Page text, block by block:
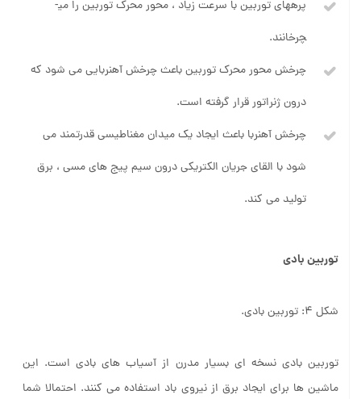
پره­های توربین با سرعت زیاد ، محور محرک توربین را می­
چرخانند.
چرخش محور محرک توربین باعث چرخش آهنربایی می شود که
درون ژنراتور قرار گرفته است.
چرخش آهنربا باعث ایجاد یک میدان مغناطیسی قدرتمند می
شود با القای جریان الکتریکی درون سیم پیج های مسی ، برق
تولید می کند.
توربین بادی
شکل 4: توربین بادی.
توربین بادی نسخه ای بسیار مدرن از آسیاب های بادی است. این
ماشین ها برای ایجاد برق از نیروی باد استفاده می کنند. احتمالا شما